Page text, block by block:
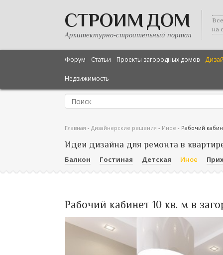
СТРОИМ ДОМ
Архитектурно-строительный портал
на
Форум Статьи Проекты загородных домов
Недвижимость
Главная - Дизайнерские решения - Иное - Рабочий
Идеи дизайна для ремонта в
Балкон Гостиная Детская Иное
Рабочий кабинет 10 кв. м в